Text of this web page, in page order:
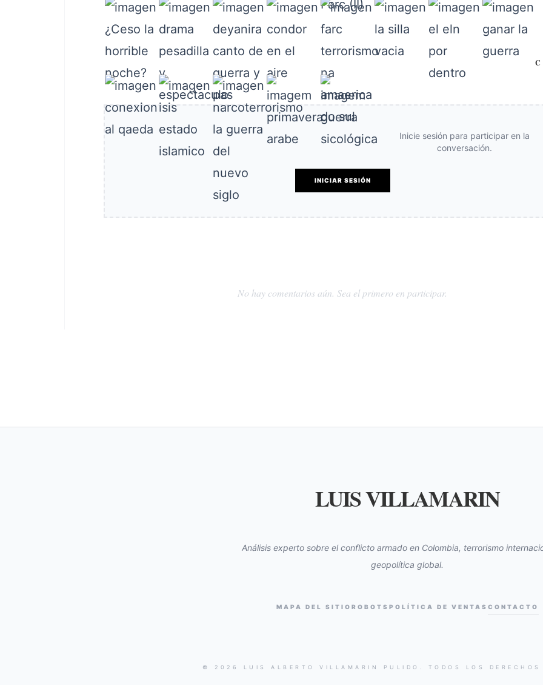
Inicie sesión para participar en la
conversación.
INICIAR SESIÓN
No hay comentarios aún. Sea el primero en participar.
LUIS VILLAMARIN
Análisis experto sobre el conflicto armado en Colombia, terrorismo
geopolítica global.
MAPA DEL SITIO ROBOTS POLÍTICA DE VENTAS CONTACTO
© 2026 LUIS ALBERTO VILLAMARIN PULIDO. TODOS LOS DERECHOS